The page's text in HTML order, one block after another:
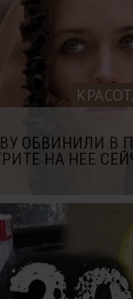
ОБВИНИЛИ В
НА НЕЕ